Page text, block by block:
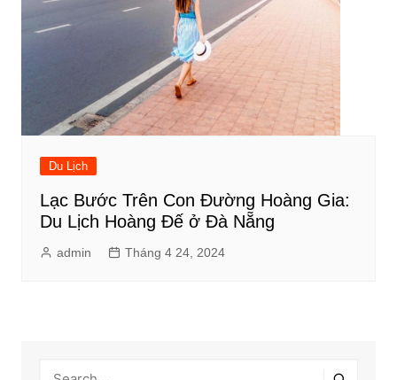
Du Lịch
Lạc Bước Trên Con Đường Hoàng Gia:
Du Lịch Hoàng Đế ở Đà Nẵng
admin Tháng 4 24, 2024